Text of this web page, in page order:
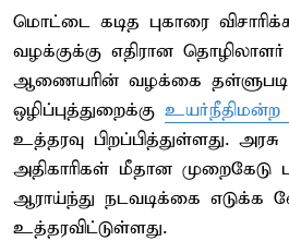
மொட்டை கடித புகாரை
வழக்குக்கு எதிரான
ஆணையரின் வழக்கை
ஒழிப்புத்துறைக்கு உயர்நீதிமன்ற
உத்தரவு பிறப்பித்துள்ளது.
அதிகாரிகள் மீதான முறைகேடு
ஆராய்ந்து நடவடிக்கை எடுக்க
உத்தரவிட்டுள்ளது.